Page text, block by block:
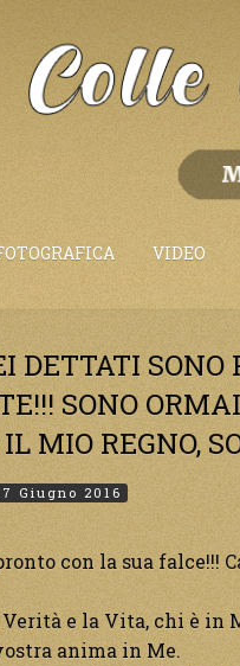
VIDEO
DETTATI SONO
SONO
MIO REGNO,
Giugno 2016
con la sua falce!!!
Verità e la Vita, chi è
anima in Me.